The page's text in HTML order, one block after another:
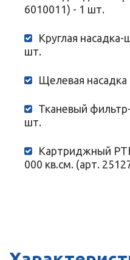
6010011) - 1 шт.
Круглая
шт.
Щелевая
Тканевый
шт.
Картриджный
000 кв.см. (арт.